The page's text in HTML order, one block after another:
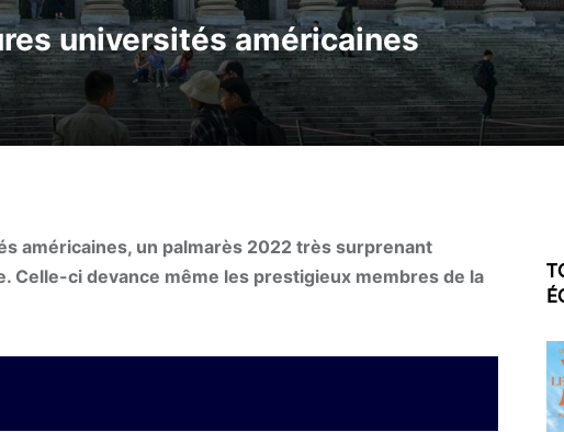
universités américaines
américaines, un palmarès 2022 très surprenant
Celle-ci devance même les prestigieux membres de la